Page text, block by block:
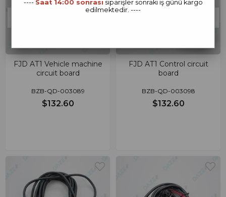
FJD AT1 Vehicle machine
circuit board
BZB-QD-003089
$132.60
FJD AT1 Control circuit
board
BZB-QD-003098
$132.60
---- Saat 14:00 sonrası siparişler sonraki iş günü kargo
edilmektedir. ----